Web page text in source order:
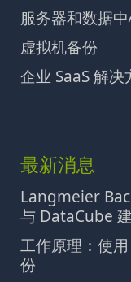
服务器和数据
虚拟机备份
企业 SaaS 解决
最新消息
Langmeier
与 DataCube
工作原理：使
份